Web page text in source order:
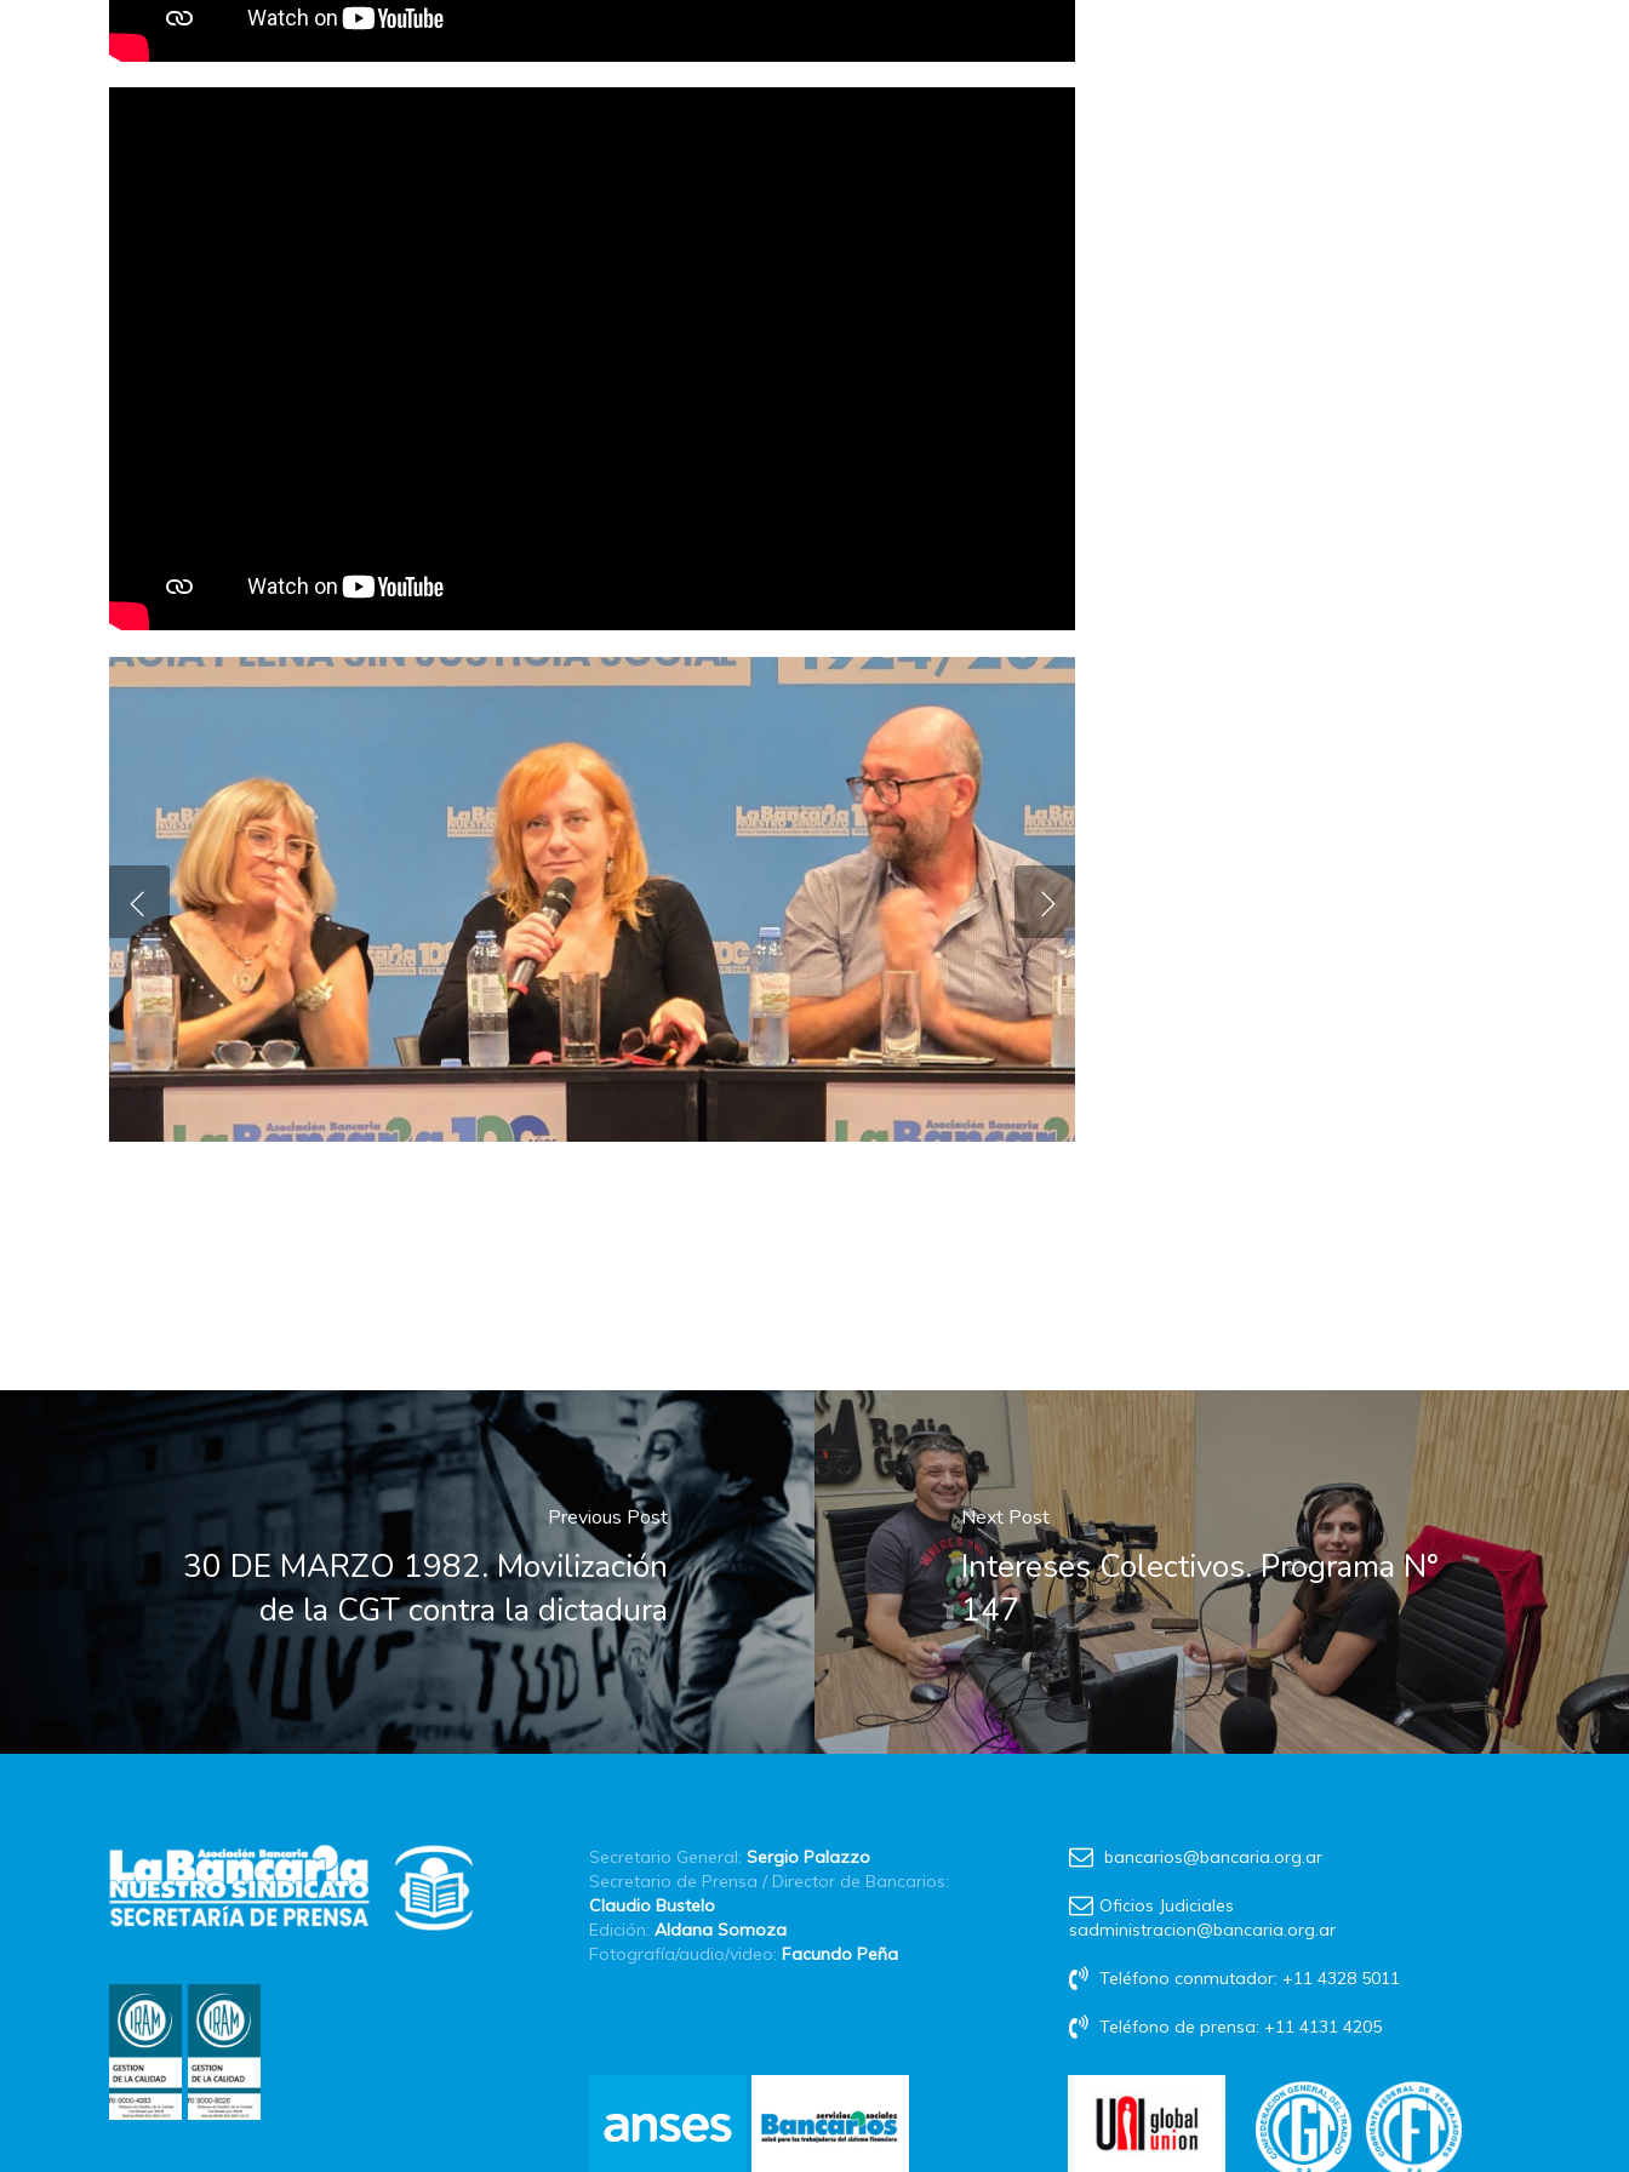
Previous Post
30 DE MARZO 1982. Movilización
de la CGT contra la dictadura
Next Post
Intereses Colectivos. Programa N°
147
Secretario General: Sergio Palazzo
Secretario de Prensa / Director de Bancarios:
Claudio Bustelo
Edición: Aldana Somoza
Fotografía/audio/video: Facundo Peña
bancarios@bancaria.org.ar
Oficios Judiciales
sadministracion@bancaria.org.ar
Teléfono conmutador: +11 4328 5011
Teléfono de prensa: +11 4131 4205